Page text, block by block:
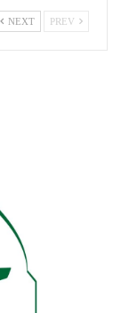
NEXT